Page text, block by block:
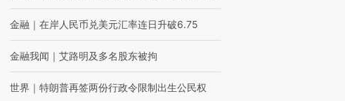
金融 ｜ 在岸人民币兑美元汇率连日升破6.75
金融我闻 ｜ 艾路明及多名股东被拘
世界 ｜ 特朗普再签两份行政令限制出生公民权